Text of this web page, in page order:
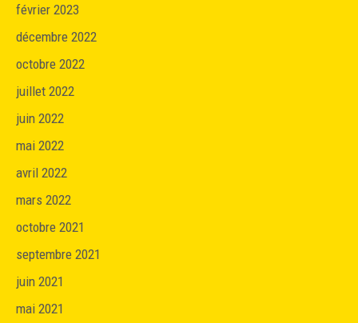
février 2023
décembre 2022
octobre 2022
juillet 2022
juin 2022
mai 2022
avril 2022
mars 2022
octobre 2021
septembre 2021
juin 2021
mai 2021